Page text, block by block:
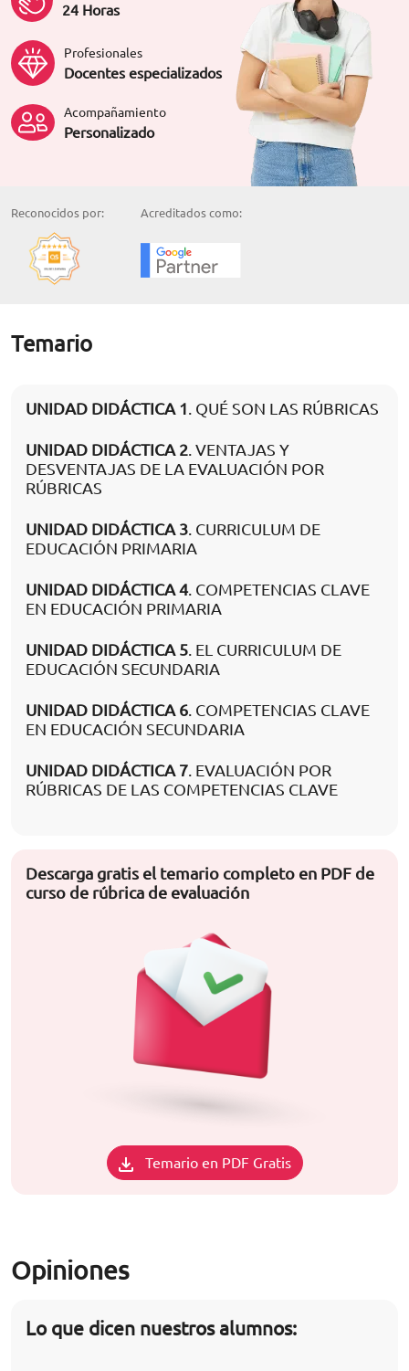
24 Horas
Profesionales
Docentes especializados
Acompañamiento
Personalizado
Reconocidos por: Acreditados como:
Temario
UNIDAD DIDÁCTICA 1. QUÉ SON LAS RÚBRICAS
UNIDAD DIDÁCTICA 2. VENTAJAS Y
DESVENTAJAS DE LA EVALUACIÓN POR
RÚBRICAS
UNIDAD DIDÁCTICA 3. CURRICULUM DE
EDUCACIÓN PRIMARIA
UNIDAD DIDÁCTICA 4. COMPETENCIAS CLAVE
EN EDUCACIÓN PRIMARIA
UNIDAD DIDÁCTICA 5. EL CURRICULUM DE
EDUCACIÓN SECUNDARIA
UNIDAD DIDÁCTICA 6. COMPETENCIAS CLAVE
EN EDUCACIÓN SECUNDARIA
UNIDAD DIDÁCTICA 7. EVALUACIÓN POR
RÚBRICAS DE LAS COMPETENCIAS CLAVE
Descarga gratis el temario completo en PDF de
curso de rúbrica de evaluación
Temario en PDF Gratis
Opiniones
Lo que dicen nuestros alumnos: